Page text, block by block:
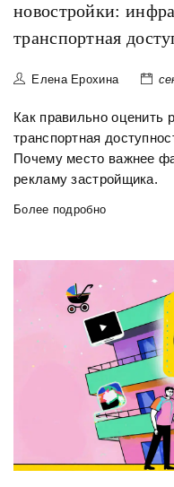
новостройки:
транспортная
Елена Ерохина
Как правильно оценить
транспортная
Почему место важнее
рекламу застройщика.
Более подробно